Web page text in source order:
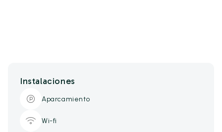
Instalaciones
Aparcamiento
Wi-fi